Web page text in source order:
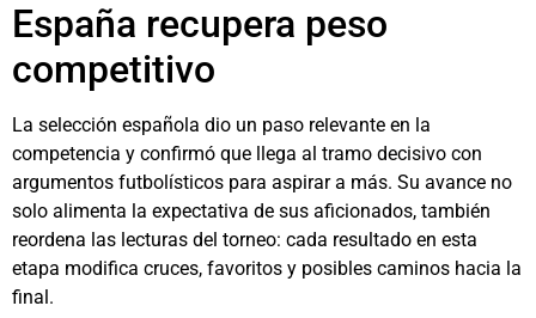
España recupera peso
competitivo
La selección española dio un paso relevante en la
competencia y confirmó que llega al tramo decisivo con
argumentos futbolísticos para aspirar a más. Su avance no
solo alimenta la expectativa de sus aficionados, también
reordena las lecturas del torneo: cada resultado en esta
etapa modifica cruces, favoritos y posibles caminos hacia la
final.